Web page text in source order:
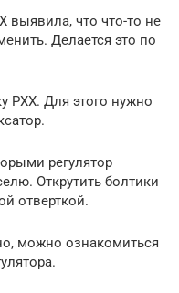
выявила, что что-то не
Делается это по
РХХ. Для этого нужно
регулятор
Открутить болтики
отверткой.
можно ознакомиться